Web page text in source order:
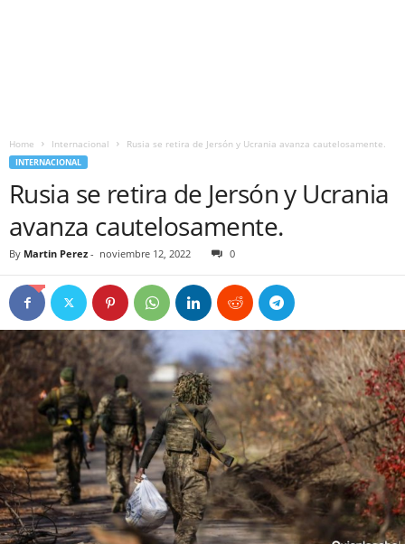
Home Internacional Rusia se retira de Jersón y Ucrania avanza cautelosamente.
INTERNACIONAL
Rusia se retira de Jersón y Ucrania
avanza cautelosamente.
By Martin Perez - noviembre 12, 2022 0